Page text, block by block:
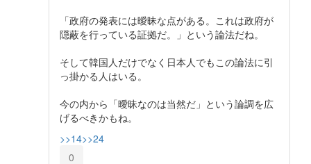
「政府の発表には曖昧な点がある。これは政府が
隠蔽を行っている証拠だ。」という論法だね。
そして韓国人だけでなく日本人でもこの論法に引
っ掛かる人はいる。
今の内から「曖昧なのは当然だ」という論調を広
げるべきかもね。
>>14>>24
0